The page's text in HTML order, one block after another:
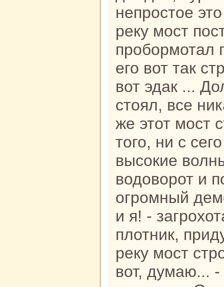
непростое
реку мост
пробормотал
его вот так
вот эдак ...
стоял, все
же этот мост
того, ни с
высокие
водоворот и
огромный
и я! -
плотник,
реку мост
вот, думаю...